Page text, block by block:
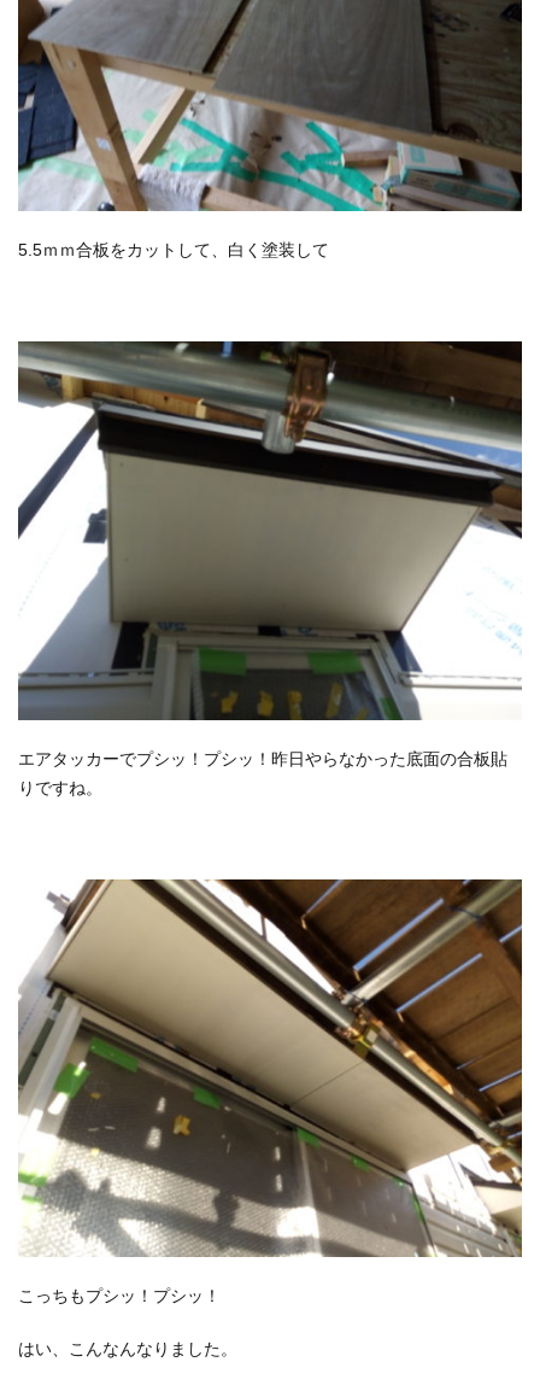
5.5ｍｍ合板をカットして、白く塗装して
エアタッカーでプシッ！プシッ！昨日やらなかった底面の合板貼
りですね。
こっちもプシッ！プシッ！
はい、こんなんなりました。